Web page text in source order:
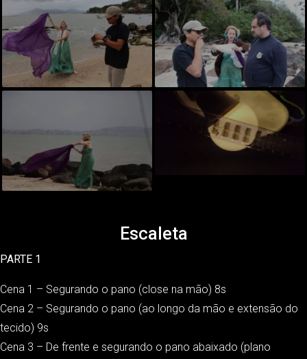
Escaleta
PARTE 1
Cena 1 – Segurando o pano (close na mão) 8s
Cena 2 – Segurando o pano (ao longo da mão e extensão do
tecido) 9s
Cena 3 – De frente e segurando o pano abaixado (plano